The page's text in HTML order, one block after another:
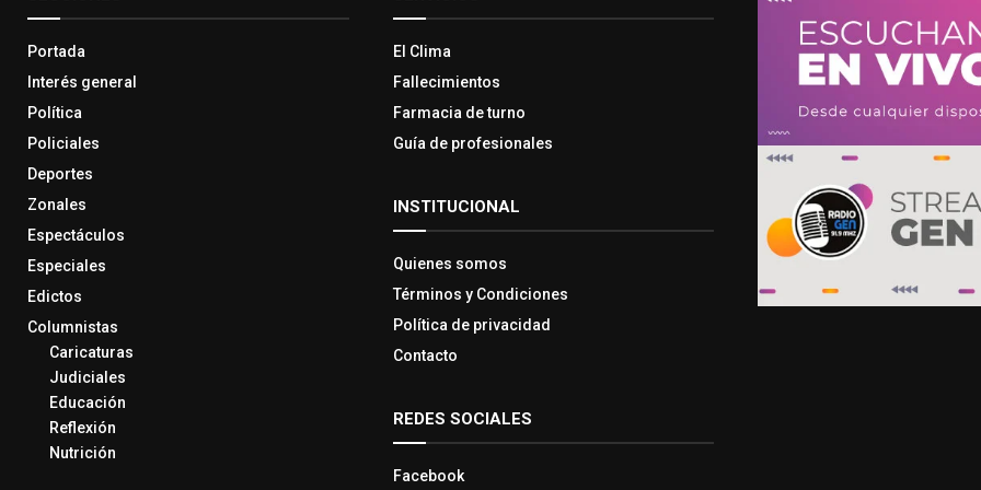
Portada
Interés general
Política
Policiales
Deportes
Zonales
Espectáculos
Especiales
Edictos
Columnistas
Caricaturas
Judiciales
Educación
Reflexión
Nutrición
El Clima
Fallecimientos
Farmacia de turno
Guía de profesionales
INSTITUCIONAL
Quienes somos
Términos y Condiciones
Política de privacidad
Contacto
REDES SOCIALES
Facebook